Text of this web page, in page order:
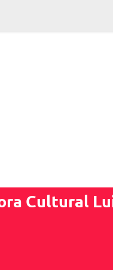
Cultural